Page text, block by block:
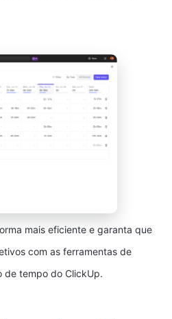
mais eficiente e garanta que
com as ferramentas de
de tempo do ClickUp.